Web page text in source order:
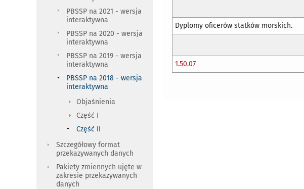
Dyplomy oficerów statków morskich.
1.50.07
PBSSP na 2021 - wersja
interaktywna
PBSSP na 2020 - wersja
interaktywna
PBSSP na 2019 - wersja
interaktywna
PBSSP na 2018 - wersja
interaktywna
Objaśnienia
Część I
Część II
Szczegółowy format
przekazywanych danych
Pakiety zmiennych ujęte w
zakresie przekazywanych
danych